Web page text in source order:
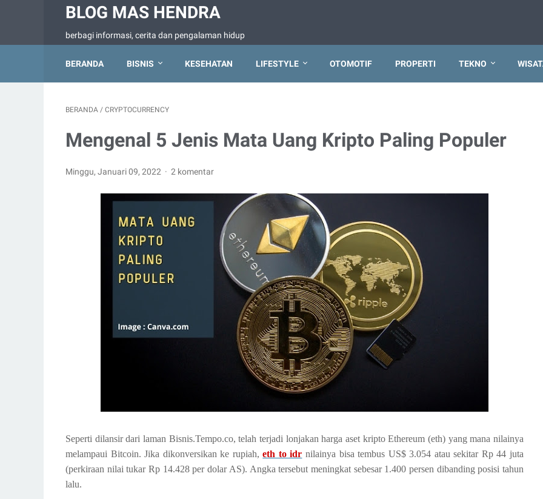
BLOG MAS HENDRA
berbagi informasi, cerita dan pengalaman hidup
BERANDA BISNIS KESEHATAN LIFESTYLE OTOMOTIF PROPERTI TEKNO
BERANDA / CRYPTOCURRENCY
Mengenal 5 Jenis Mata Uang Kripto Paling Populer
Minggu, Januari 09, 2022 2 komentar
Seperti dilansir dari laman Bisnis.Tempo.co, telah terjadi lonjakan harga aset kripto Ethereum (eth) yang mana nilainya
melampaui Bitcoin. Jika dikonversikan ke rupiah,eth to idr nilainya bisa tembus US$ 3.054 atau sekitar Rp 44 juta
(perkiraan nilai tukar Rp 14.428 per dolar AS). Angka tersebut meningkat sebesar 1.400 persen dibanding posisi tahun
lalu.